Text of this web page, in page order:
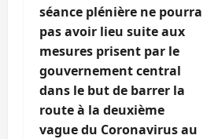
séance plénière ne pourra
pas avoir lieu suite aux
mesures prisent par le
gouvernement central
dans le but de barrer la
route à la deuxième
vague du Coronavirus au